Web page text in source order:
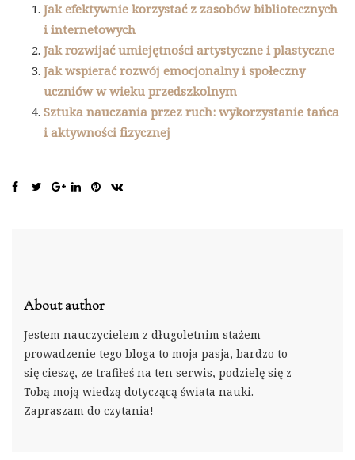
Jak efektywnie korzystać z zasobów bibliotecznych
i internetowych
Jak rozwijać umiejętności artystyczne i plastyczne
Jak wspierać rozwój emocjonalny i społeczny
uczniów w wieku przedszkolnym
Sztuka nauczania przez ruch: wykorzystanie tańca
i aktywności fizycznej
About author
Jestem nauczycielem z długoletnim stażem
prowadzenie tego bloga to moja pasja, bardzo to
się cieszę, ze trafiłeś na ten serwis, podzielę się z
Tobą moją wiedzą dotyczącą świata nauki.
Zapraszam do czytania!